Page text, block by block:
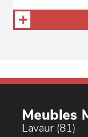
Meubles
Lavaur (81)